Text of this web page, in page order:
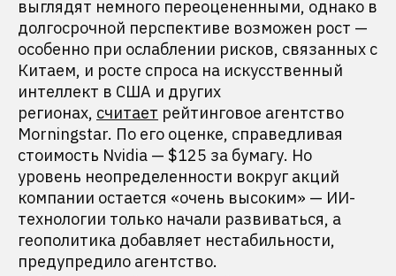
выглядят немного переоцененными, однако в
долгосрочной перспективе возможен рост —
особенно при ослаблении рисков, связанных с
Китаем, и росте спроса на искусственный
интеллект в США и других
регионах, считает рейтинговое агентство
Morningstar. По его оценке, справедливая
стоимость Nvidia — $125 за бумагу. Но
уровень неопределенности вокруг акций
компании остается «очень высоким» — ИИ-
технологии только начали развиваться, а
геополитика добавляет нестабильности,
предупредило агентство.